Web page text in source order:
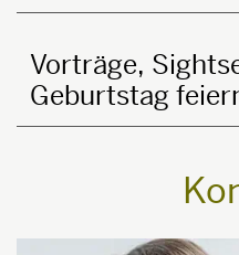
Vorträge,
Geburtstag